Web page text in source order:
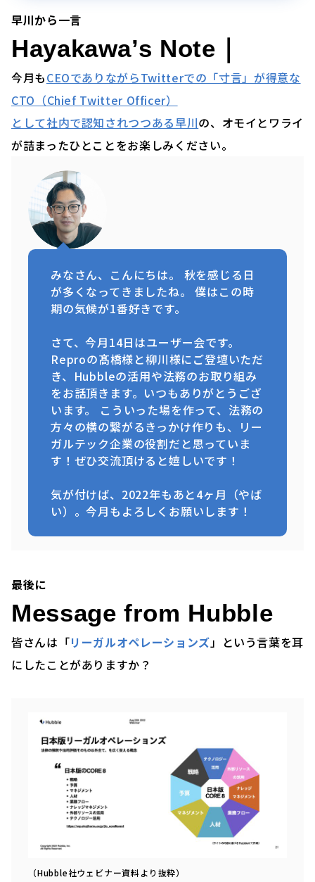
早川から一言
Hayakawa’s Note｜
今月もCEOでありながらTwitterでの「寸言」が得意な
CTO（Chief Twitter Officer）
として社内で認知されつつある早川の、オモイとワライ
が詰まったひとことをお楽しみください。
みなさん、こんにちは。 秋を感じる日
が多くなってきましたね。 僕はこの時
期の気候が1番好きです。
さて、今月14日はユーザー会です。
Reproの髙橋様と柳川様にご登壇いただ
き、Hubbleの活用や法務のお取り組み
をお話頂きます。いつもありがとうござ
います。 こういった場を作って、法務の
方々の横の繋がるきっかけ作りも、リー
ガルテック企業の役割だと思っていま
す！ぜひ交流頂けると嬉しいです！
気が付けば、2022年もあと4ヶ月（やば
い）。今月もよろしくお願いします！
最後に
Message from Hubble
皆さんは「リーガルオペレーションズ」という言葉を耳
にしたことがありますか？
（Hubble社ウェビナー資料より抜粋）